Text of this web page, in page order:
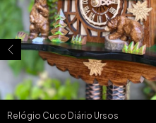
Relógio Cuco Diário Ursos